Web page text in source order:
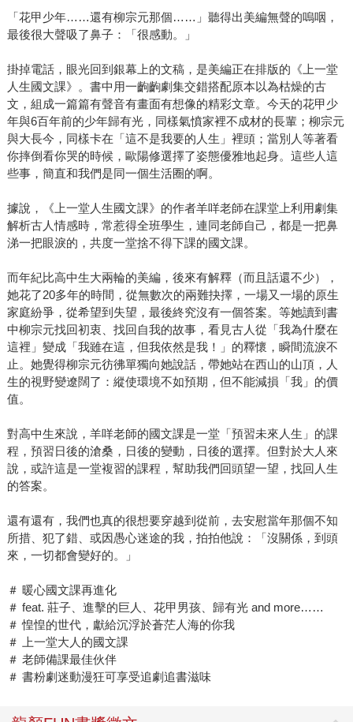
「花甲少年……還有柳宗元那個……」聽得出美編無聲的嗚咽，
最後很大聲吸了鼻子：「很感動。」
掛掉電話，眼光回到銀幕上的文稿，是美編正在排版的《上一堂
人生國文課》。書中用一齣齣劇集交錯搭配原本以為枯燥的古
文，組成一篇篇有聲音有畫面有想像的精彩文章。今天的花甲少
年與6百年前的少年歸有光，同樣氣憤家裡不成材的長輩；柳宗元
與大長今，同樣卡在「這不是我要的人生」裡頭；當別人等著看
你摔倒看你哭的時候，歐陽修選擇了姿態優雅地起身。這些人這
些事，簡直和我們是同一個生活圈的啊。
據說，《上一堂人生國文課》的作者羊咩老師在課堂上利用劇集
解析古人情感時，常惹得全班學生，連同老師自己，都是一把鼻
涕一把眼淚的，共度一堂捨不得下課的國文課。
而年紀比高中生大兩輪的美編，後來有解釋（而且話還不少），
她花了20多年的時間，從無數次的兩難抉擇，一場又一場的原生
家庭紛爭，從希望到失望，最後終究沒有一個答案。等她讀到書
中柳宗元找回初衷、找回自我的故事，看見古人從「我為什麼在
這裡」變成「我雖在這，但我依然是我！」的釋懷，瞬間流淚不
止。她覺得柳宗元彷彿單獨向她說話，帶她站在西山的山頂，人
生的視野變遼闊了：縱使環境不如預期，但不能減損「我」的價
值。
對高中生來說，羊咩老師的國文課是一堂「預習未來人生」的課
程，預習日後的滄桑，日後的變動，日後的選擇。但對於大人來
說，或許這是一堂複習的課程，幫助我們回頭望一望，找回人生
的答案。
還有還有，我們也真的很想要穿越到從前，去安慰當年那個不知
所措、犯了錯、或因愚心迷途的我，拍拍他說：「沒關係，到頭
來，一切都會變好的。」
＃ 暖心國文課再進化
＃ feat. 莊子、進擊的巨人、花甲男孩、歸有光 and more……
＃ 惶惶的世代，獻給沉浮於蒼茫人海的你我
＃ 上一堂大人的國文課
＃ 老師備課最佳伙伴
＃ 書粉劇迷動漫狂可享受追劇追書滋味